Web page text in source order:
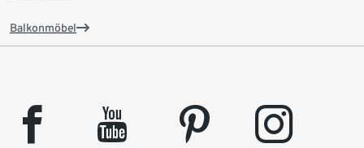
Balkonmöbel
facebook youtube pinterest instagram